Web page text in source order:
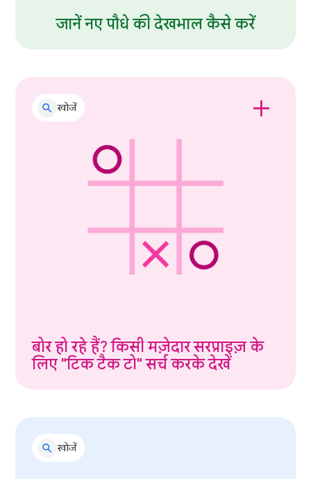
जानें नए पौधे की देखभाल कैसे करें
खोजें
बोर हो रहे हैं? किसी मज़ेदार सरप्राइज़ के
लिए "टिक टैक टो" सर्च करके देखें
खोजें